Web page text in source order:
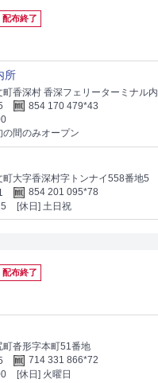
配布終了
所
香深村 香深フェリーターミナル内
854 170 479*43
間のみオープン
大字香深村字トンナイ558番地5
854 201 095*78
[休日] 土日祝
配布終了
沓形字本町51番地
714 331 866*72
[休日] 火曜日